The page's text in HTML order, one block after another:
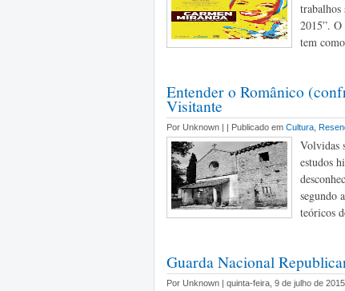
trabalhos
2015”.
tem
Entender o Românico
Visitante
Por Unknown | | Publicado em Cultura
Volvidas
estudos
segundo
teóricos
Guarda Nacional
Por Unknown | quinta-feira, 9 de julho de